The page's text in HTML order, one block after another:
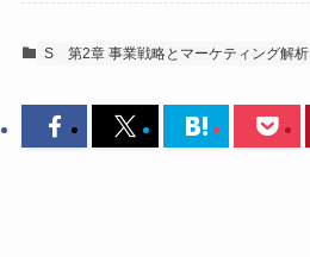
S 第2章 事業戦略とマーケティング解析